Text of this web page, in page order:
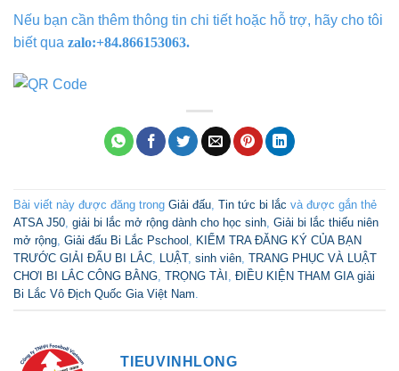
Nếu bạn cần thêm thông tin chi tiết hoặc hỗ trợ, hãy cho tôi
biết qua zalo:+84.866153063.
Bài viết này được đăng trong Giải đấu Tin tức bi lắc và được gắn thẻ
ATSA J50 giải bi lắc mở rộng dành cho học sinh Giải bi lắc thiếu niên
mở rộng Giải đấu Bi Lắc Pschool
KIỂM TRA ĐĂNG KÝ CỦA BẠN
TRƯỚC GIẢI ĐẤU BI LẮC
LUẬT, sinh viên TRANG PHỤC VÀ LUẬT
CHƠI BI LẮC CÔNG BẰNG TRỌNG TÀI
ĐIỀU KIỆN THAM GIA giải
Bi Lắc Vô Địch Quốc Gia Việt Nam
TIEUVINHLONG